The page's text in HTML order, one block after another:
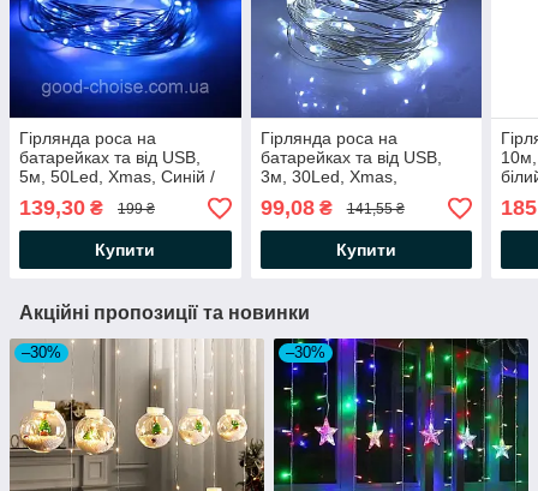
Гірлянда роса на
батарейках та від USB,
5м, 50Led, Xmas, Синій /
Новорічна LED гірлянда
на ялинку
139,30 ₴ 199 ₴
Купити
Гірлянда роса на
батарейках та від USB,
3м, 30Led, Xmas,
Холодний білий /
Світлодіодна LED гірлянда
99,08₴ 141,55 ₴
Купити
185
Акційні пропозиції та новинки
–30% –30%